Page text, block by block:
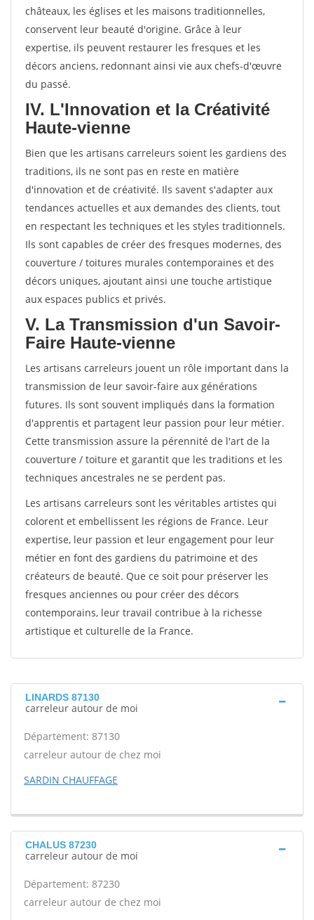
châteaux, les églises et les maisons traditionnelles,
conservent leur beauté d'origine. Grâce à leur
expertise, ils peuvent restaurer les fresques et les
décors anciens, redonnant ainsi vie aux chefs-d'œuvre
du passé.
IV. L'Innovation et la Créativité
Haute-vienne
Bien que les artisans carreleurs soient les gardiens des
traditions, ils ne sont pas en reste en matière
d'innovation et de créativité. Ils savent s'adapter aux
tendances actuelles et aux demandes des clients, tout
en respectant les techniques et les styles traditionnels.
Ils sont capables de créer des fresques modernes, des
couverture / toitures murales contemporaines et des
décors uniques, ajoutant ainsi une touche artistique
aux espaces publics et privés.
V. La Transmission d'un Savoir-
Faire Haute-vienne
Les artisans carreleurs jouent un rôle important dans la
transmission de leur savoir-faire aux générations
futures. Ils sont souvent impliqués dans la formation
d'apprentis et partagent leur passion pour leur métier.
Cette transmission assure la pérennité de l'art de la
couverture / toiture et garantit que les traditions et les
techniques ancestrales ne se perdent pas.
Les artisans carreleurs sont les véritables artistes qui
colorent et embellissent les régions de France. Leur
expertise, leur passion et leur engagement pour leur
métier en font des gardiens du patrimoine et des
créateurs de beauté. Que ce soit pour préserver les
fresques anciennes ou pour créer des décors
contemporains, leur travail contribue à la richesse
artistique et culturelle de la France.
LINARDS 87130
carreleur autour de moi
Département: 87130
carreleur autour de chez moi
SARDIN CHAUFFAGE
CHALUS 87230
carreleur autour de moi
Département: 87230
carreleur autour de chez moi